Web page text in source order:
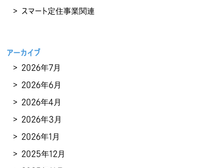
スマート定住事業関連
アーカイブ
2026年7月
2026年6月
2026年4月
2026年3月
2026年1月
2025年12月